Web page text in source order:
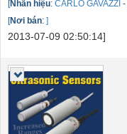
[Nhãn hiệu: CARLO GAVAZZI -
[Nơi bán: ]
2013-07-09 02:50:14]